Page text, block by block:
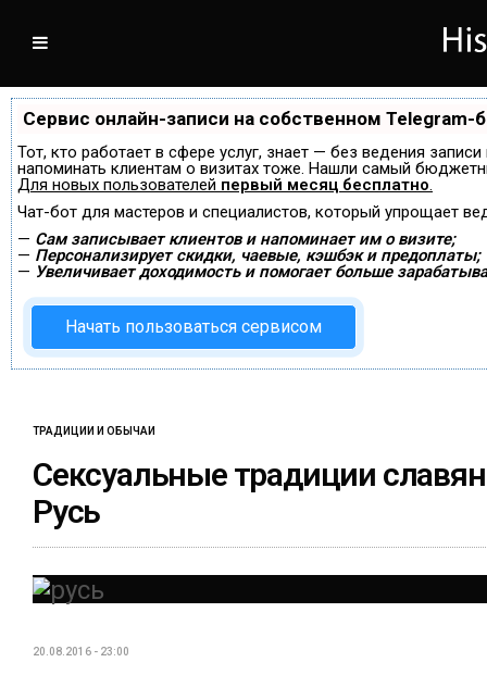
Сервис онлайн-записи на собственном Telegram-
Тот, кто работает в сфере услуг, знает — без ведения
напоминать клиентам о визитах тоже. Нашли самый
Для новых пользователей первый месяц бесплатно.
Чат-бот для мастеров и специалистов, который упрощает
— Сам записывает клиентов и напоминает им о визите;
— Персонализирует скидки, чаевые, кэшбэк и предоплаты;
— Увеличивает доходимость и помогает больше
Начать пользоваться сервисом
ТРАДИЦИИ И ОБЫЧАИ
Сексуальные традиции
Русь
20.08.2016 - 23:00